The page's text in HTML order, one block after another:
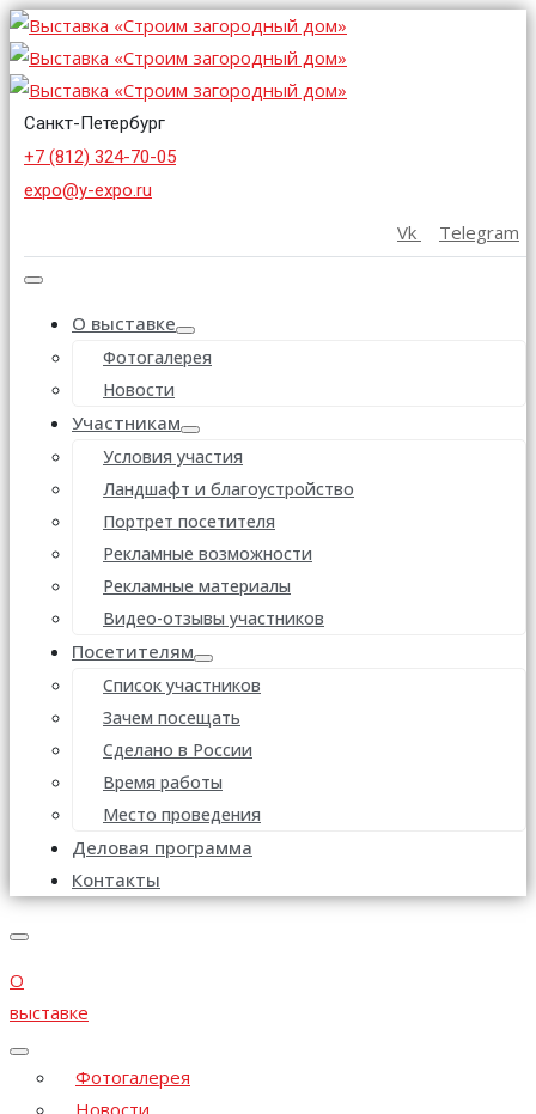
Санкт-Петербург
+7 (812) 324-70-05
expo@y-expo.ru
Vk Telegram
О выставке
Фотогалерея
Новости
Участникам
Условия участия
Ландшафт и благоустройство
Портрет посетителя
Рекламные возможности
Рекламные материалы
Видео-отзывы участников
Посетителям
Список участников
Зачем посещать
Сделано в России
Время работы
Место проведения
Деловая программа
Контакты
О
выставке
Фотогалерея
Новости